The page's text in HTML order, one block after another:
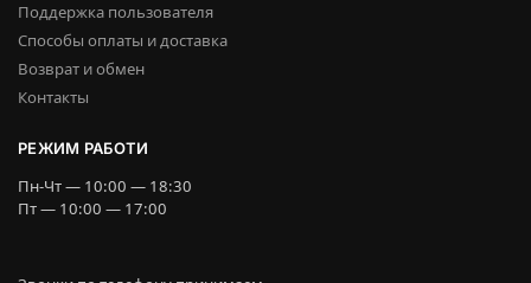
Поддержка пользователя
Способы оплаты и доставка
Возврат и обмен
Контакты
РЕЖИМ РАБОТИ
Пн-Чт — 10:00 — 18:30
Пт — 10:00 — 17:00